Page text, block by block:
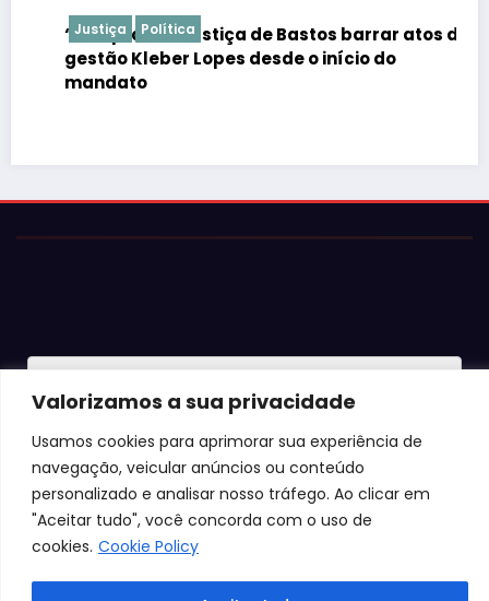
Valorizamos a sua privacidade
Usamos cookies para aprimorar sua experiência de
navegação, veicular anúncios ou conteúdo
personalizado e analisar nosso tráfego. Ao clicar em
"Aceitar tudo", você concorda com o uso de
cookies. Cookie Policy
Justiça Política
“É de praxe”: Justiça de Bastos barrar atos da
gestão Kleber Lopes desde o início do
mandato
Conteúdo protegido por lei. A cópia ou reprodução sem
autorização expressa está sujeita às penalidades
legais.